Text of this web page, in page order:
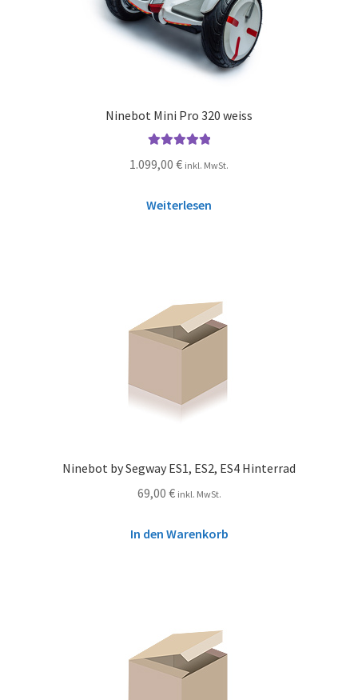
Ninebot Mini Pro 320 weiss
5.00
1.099,00 € inkl. MwSt.
Weiterlesen
Ninebot by Segway ES1, ES2, ES4 Hinterrad
69,00 € inkl. MwSt.
In den Warenkorb